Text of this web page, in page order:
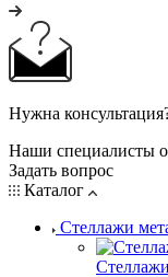
Нужна
Наши специалисты
Задать вопрос
Каталог
Стеллажи